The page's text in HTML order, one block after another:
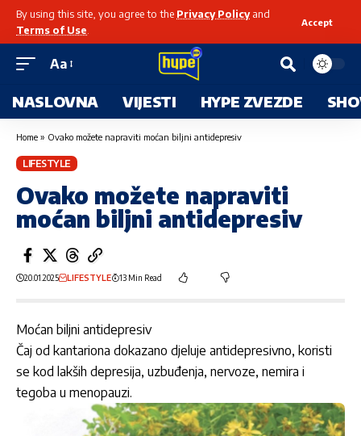
By using this site, you agree to the Privacy Policyand
Terms of Use
Accept
Aa
NASLOVNA VIJESTI HYPE ZVEZDE
Home » Ovako možete napraviti moćan biljni antidepresiv
LIFESTYLE
Ovako možete napraviti
moćan biljni antidepresiv
20.01.2025 LIFESTYLE 13 Min Read
Moćan biljni antidepresiv
Čaj od kantariona dokazano djeluje antidepresivno, koristi
se kod lakših depresija, uzbuđenja, nervoze, nemira i
tegoba u menopauzi.